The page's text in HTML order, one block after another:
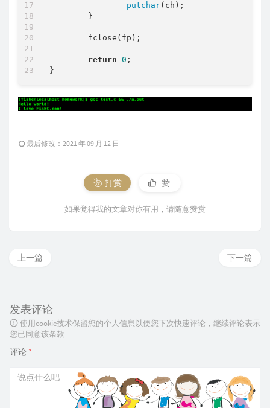
putchar(ch);
        }
        fclose(fp);
return 0 ;
最后修改：2021 年 09 月 12 日
打赏 赞
如果觉得我的文章对你有用，请随意赞赏
下一篇
上一篇
发表评论
使用cookie技术保留您的个人信息以便您下次快速评论，继续评论表示
您已同意该条款
评论 *